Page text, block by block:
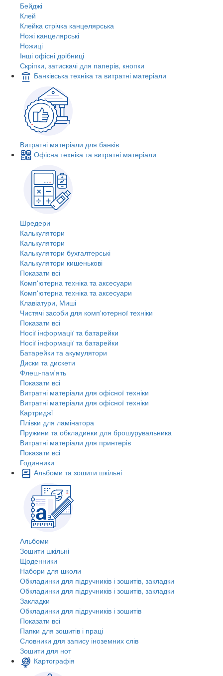
Бейджі
Клей
Клейка стрічка канцелярська
Ножі канцелярські
Ножиці
Інші офісні дрібниці
Скріпки, затискачі для паперів, кнопки
Банківська техніка та витратні матеріали
Витратні матеріали для банків
Офісна техніка та витратні матеріали
Шредери
Калькулятори
Калькулятори
Калькулятори бухгалтерські
Калькулятори кишенькові
Показати всі
Комп'ютерна техніка та аксесуари
Комп'ютерна техніка та аксесуари
Клавіатури, Миші
Чистячі засоби для комп'ютерної техніки
Показати всі
Носії інформації та батарейки
Носії інформації та батарейки
Батарейки та акумулятори
Диски та дискети
Флеш-пам'ять
Показати всі
Витратні матеріали для офісної техніки
Витратні матеріали для офісної техніки
Картриджi
Плівки для ламінатора
Пружини та обкладинки для брошурувальника
Витратні матеріали для принтерів
Показати всі
Годинники
Альбоми та зошити шкільні
Альбоми
Зошити шкільні
Щоденники
Набори для школи
Обкладинки для підручників і зошитів, закладки
Обкладинки для підручників і зошитів, закладки
Закладки
Обкладинки для підручників і зошитів
Показати всі
Папки для зошитів і праці
Словники для запису іноземних слів
Зошити для нот
Картографія